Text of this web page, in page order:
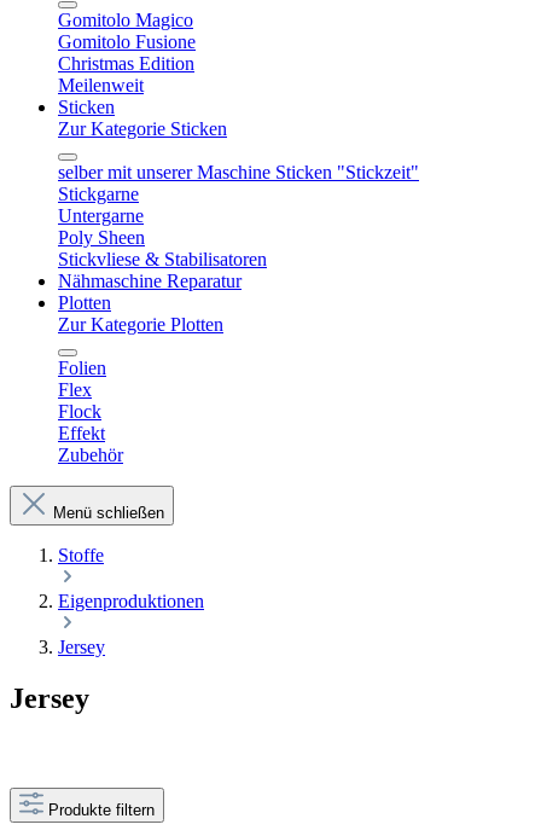
Gomitolo Magico
Gomitolo Fusione
Christmas Edition
Meilenweit
Sticken
Zur Kategorie Sticken
selber mit unserer Maschine Sticken "Stickzeit"
Stickgarne
Untergarne
Poly Sheen
Stickvliese & Stabilisatoren
Nähmaschine Reparatur
Plotten
Zur Kategorie Plotten
Folien
Flex
Flock
Effekt
Zubehör
Menü schließen
Stoffe
Eigenproduktionen
Jersey
Jersey
Produkte filtern